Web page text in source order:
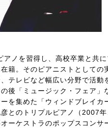
アノを習得し、高校卒業と共
籍。そのピアニストとして
テレビなど幅広い分野で活
後「ミュージック・フェア
を集めた「ウィンドブレイ
とのトリプルピアノ（2007
ーケストラのポップスコン